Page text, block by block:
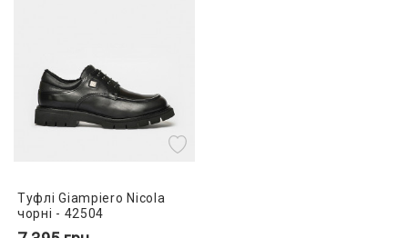
Туфлі Giampiero Nicola
чорні - 42504